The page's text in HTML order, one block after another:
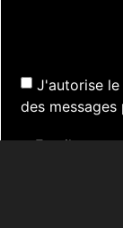
J'autorise
des messages